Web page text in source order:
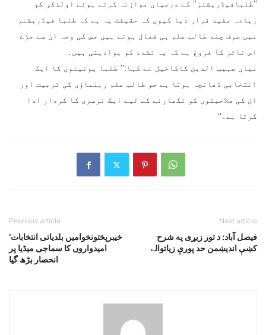
’’طلبافیڈریشنز‘‘ کے درمیان موازنہ کرتے ہوئے اولذکر کو
زیادہ مفید قرار دیا کیوں کہ حقیقت یہ ہے کہ طلبا فیڈریشنز
میں صرف چند طالب علم ہی فعال ہوتے ہیں جس کی وجہ ان سے جڑے
اس تاثر کا فروغ ہے کہ یہ تشدد کو ہوادیتی ہیں۔
میاں صہیب الدین کاکاخیل نے کہا:’’ طلبا یونینوں کا ایک
انتخابی ڈھانچہ ہوتا ہے جو طالب علم رہنماؤں کی تربیت اور
ان کی صلاحیتوں کو نکھارنے کے لیے ایک نرسری کا کردار ادا
کرتا ہے۔‘‘
Previous article
خیبرپختونخوامیں بلدیاتی انتخابات‘
امیدواروں کا سماجی میڈیا پر
انحصار بڑھ گیا
Next article
فيصل آباد: د تور زيړى په شرح
کښې انديښمن حد پورې زياتوالے